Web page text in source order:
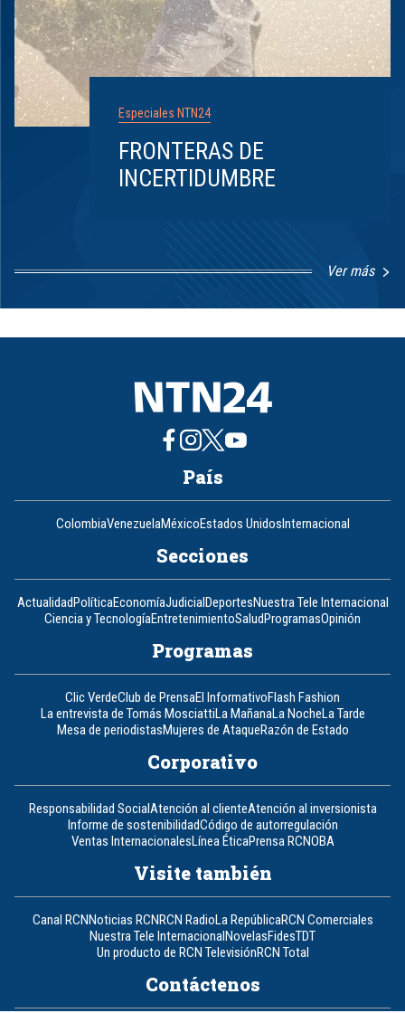
Especiales NTN24
FRONTERAS DE
INCERTIDUMBRE
Ver más
1
8
País
ColombiaVenezuelaMéxicoEstados UnidosInternacional
Secciones
ActualidadPolíticaEconomíaJudicialDeportesNuestra Tele Internacional
Ciencia y TecnologíaEntretenimientoSaludProgramasOpinión
Programas
Clic VerdeClub de PrensaEl InformativoFlash Fashion
La entrevista de Tomás MosciattiLa MañanaLa NocheLa Tarde
Mesa de periodistasMujeres de AtaqueRazón de Estado
Corporativo
Responsabilidad SocialAtención al clienteAtención al inversionista
Informe de sostenibilidadCódigo de autorregulación
Ventas InternacionalesLínea ÉticaPrensa RCNOBA
Visite también
Canal RCNNoticias RCNRCN RadioLa RepúblicaRCN Comerciales
Nuestra Tele InternacionalNovelasFidesTDT
Un producto de RCN TelevisiónRCN Total
Contáctenos